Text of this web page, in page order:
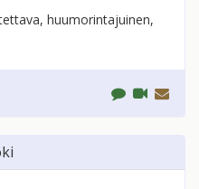
huumorintajuinen,